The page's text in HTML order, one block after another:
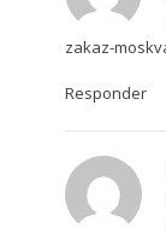
zakaz-
Responder